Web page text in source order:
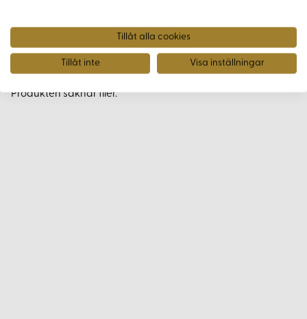
Produkten saknar filer.
Tillåt alla cookies
Tillåt inte Visa inställningar